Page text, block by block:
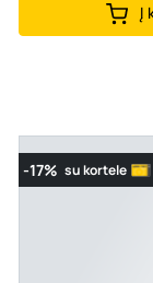
Į
-17% su kortele